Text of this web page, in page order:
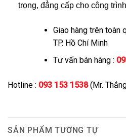
trọng, đẳng cấp cho công
Giao hàng trên toàn
TP. Hồ Chí Minh
Tư vấn bán hàng :
Hotline : 093 153 1538(Mr.
SẢN PHẨM TƯƠNG TỰ